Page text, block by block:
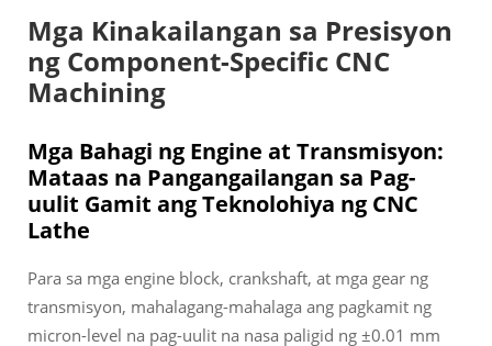
Mga Kinakailangan sa Presisyon
ng Component-Specific CNC
Machining
Mga Bahagi ng Engine at Transmisyon:
Mataas na Pangangailangan sa Pag-
uulit Gamit ang Teknolohiya ng CNC
Lathe
Para sa mga engine block, crankshaft, at mga gear ng
transmisyon, mahalagang-mahalaga ang pagkamit ng
micron-level na pag-uulit na nasa paligid ng ±0.01 mm